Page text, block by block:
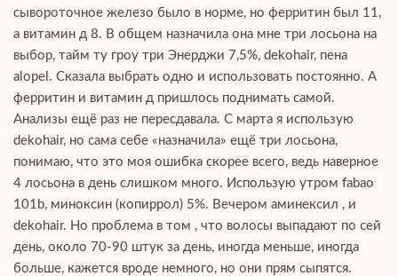
сывороточное железо было в норме, но ферритин был 11,
а витамин д 8. В общем назначила она мне три лосьона на
выбор, тайм ту гроу три Энерджи 7,5%, dekohair, пена
alopel. Сказала выбрать одно и использовать постоянно. А
ферритин и витамин д пришлось поднимать самой.
Анализы ещё раз не пересдавала. С марта я использую
dekohair, но сама себе «назначила» ещё три лосьона,
понимаю, что это моя ошибка скорее всего, ведь наверное
4 лосьона в день слишком много. Использую утром fabao
101b, миноксин (копиррол) 5%. Вечером аминексил , и
dekohair. Но проблема в том , что волосы выпадают по сей
день, около 70-90 штук за день, иногда меньше, иногда
больше, кажется вроде немного, но они прям сыпятся.